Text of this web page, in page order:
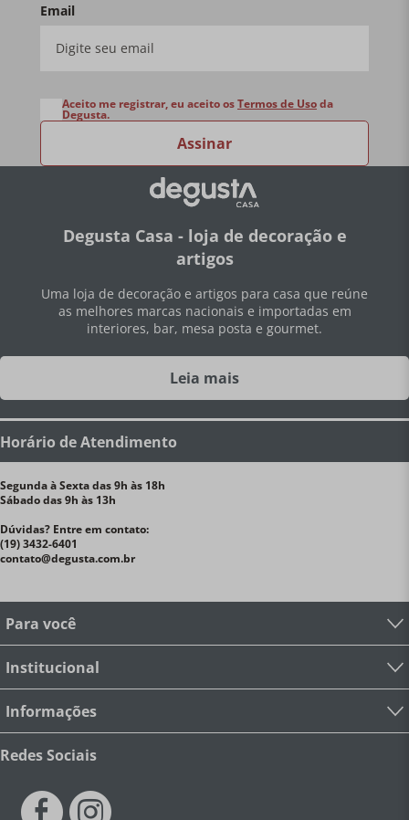
Email
Assinar
Aceito me registrar, eu aceito osTermos de Usoda
Degusta.
Degusta Casa - loja de decoração e
artigos
Uma loja de decoração e artigos para casa que reúne
as melhores marcas nacionais e importadas em
interiores, bar, mesa posta e gourmet.
Leia mais
Horário de Atendimento
Segunda à Sexta das 9h às 18h
Sábado das 9h às 13h
Dúvidas? Entre em contato:
(19) 3432-6401
contato@degusta.com.br
Para você
Institucional
Informações
Redes Sociais